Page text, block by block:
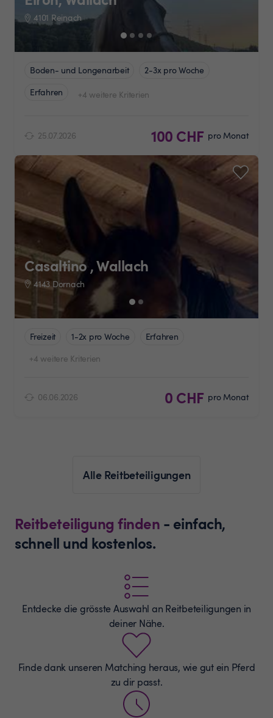
4101 Reinach
Boden- und Longenarbeit
2-3x pro Woche
Erfahren
+4 weitere Kriterien
25.07.2026 100 CHF pro Monat
Casaltino , Wallach
4143 Dornach
Freizeit 1-2x pro Woche
Erfahren
+4 weitere Kriterien
06.06.2026 0 CHF pro Monat
Alle Reitbeteiligungen
Reitbeteiligung finden - einfach,
schnell und kostenlos.
Entdecke die grösste Auswahl an Reitbeteiligungen in
deiner Nähe.
Finde dank unseren Matching heraus, wie gut ein Pferd
zu dir passt.